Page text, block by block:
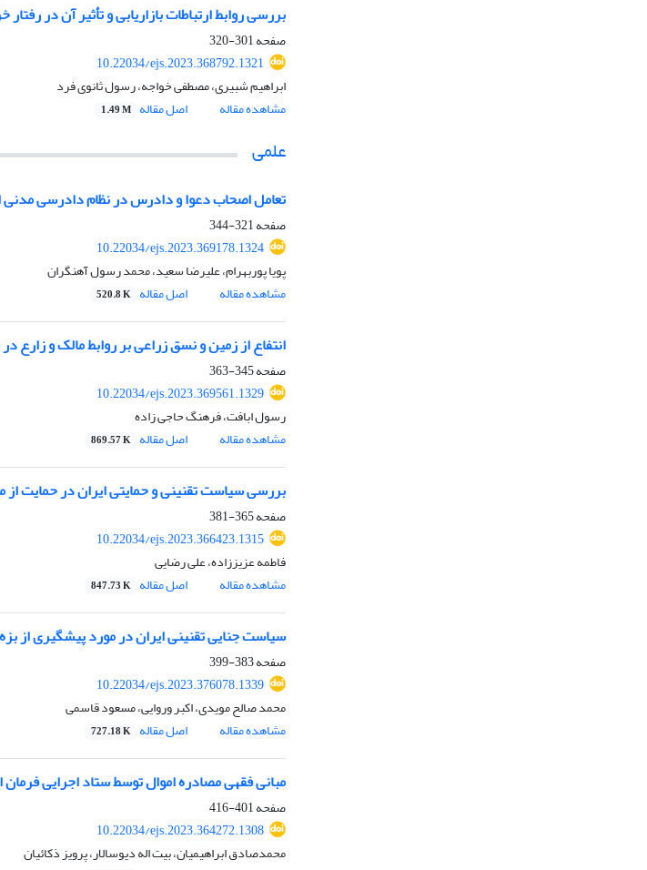
بررسی روابط ارتباطات بازاریابی و تأثیر آن در
صفحه301-320
10.22034/ejs.2023.368792.1321
ابراهیم شبیری، مصطفی خواجه، رسول ثانوی فرد
مشاهده مقاله
اصل مقاله 1.49 M
علمی
تعامل اصحاب دعوا و دادرس در نظام دادرسی مدنی
صفحه321-344
10.22034/ejs.2023.369178.1324
پویا پوربهرام، علیرضا سعید، محمد رسول آهنگران
مشاهده مقاله
اصل مقاله 520.8 K
انتفاع از زمین و نسق زراعی بر روابط مالک و زارع
صفحه345-363
10.22034/ejs.2023.369561.1329
رسول ابافت، فرهنگ حاجی زاده
مشاهده مقاله
اصل مقاله 869.57 K
بررسی سیاست تقنینی و حمایتی ایران در حمایت
صفحه365-381
10.22034/ejs.2023.366423.1315
فاطمه عزیززاده، علی رضایی
مشاهده مقاله
اصل مقاله 847.73 K
سیاست جنایی تقنینی ایران در مورد پیشگیری از
صفحه383-399
10.22034/ejs.2023.376078.1339
محمد صالح مویدی، اکبر وروایی، مسعود قاسمی
مشاهده مقاله
اصل مقاله 727.18 K
مبانی فقهی مصادره اموال توسط ستاد اجرایی فرمان
صفحه401-416
10.22034/ejs.2023.364272.1308
محمدصادق ابراهیمیان، بیت اله دیوسالار، پرویز ذکائیان